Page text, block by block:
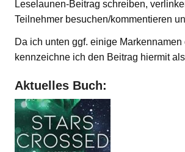
Leselaunen-Beitrag schreiben,
Teilnehmer besuchen/kommentieren
Da ich unten ggf. einige Markennamen
kennzeichne ich den Beitrag hiermit
Aktuelles Buch: